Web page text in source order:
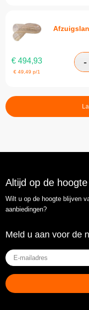
€ 494,93
€49,49 p/1
Altijd op de
Wilt u op de hoogte blijven
aanbiedingen?
Meld u aan voor de
E-
mailadres(Vereist)